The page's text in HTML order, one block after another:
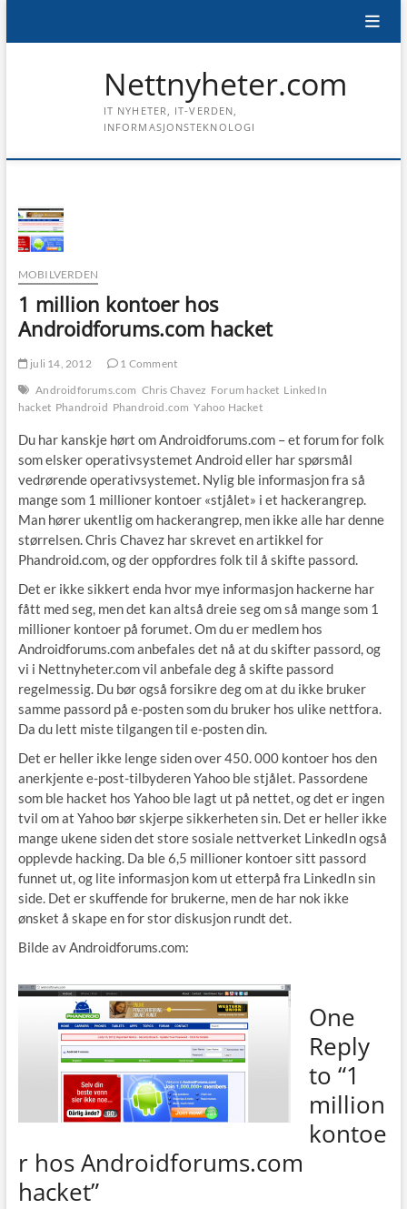
Nettnyheter.com
IT NYHETER, IT-VERDEN,
INFORMASJONSTEKNOLOGI
MOBILVERDEN
1 million kontoer hos
Androidforums.com hacket
juli 14, 2012
1 Comment
Androidforums.com Chris Chavez Forum hacket LinkedIn
hacket Phandroid Phandroid.com Yahoo Hacket
Du har kanskje hørt om Androidforums.com – et forum for folk
som elsker operativsystemet Android eller har spørsmål
vedrørende operativsystemet. Nylig ble informasjon fra så
mange som 1 millioner kontoer «stjålet» i et hackerangrep.
Man hører ukentlig om hackerangrep, men ikke alle har denne
størrelsen. Chris Chavez har skrevet en artikkel for
Phandroid.com, og der oppfordres folk til å skifte passord.
Det er ikke sikkert enda hvor mye informasjon hackerne har
fått med seg, men det kan altså dreie seg om så mange som 1
millioner kontoer på forumet. Om du er medlem hos
Androidforums.com anbefales det nå at du skifter passord, og
vi i Nettnyheter.com vil anbefale deg å skifte passord
regelmessig. Du bør også forsikre deg om at du ikke bruker
samme passord på e-posten som du bruker hos ulike nettfora.
Da du lett miste tilgangen til e-posten din.
Det er heller ikke lenge siden over 450. 000 kontoer hos den
anerkjente e-post-tilbyderen Yahoo ble stjålet. Passordene
som ble hacket hos Yahoo ble lagt ut på nettet, og det er ingen
tvil om at Yahoo bør skjerpe sikkerheten sin. Det er heller ikke
mange ukene siden det store sosiale nettverket LinkedIn også
opplevde hacking. Da ble 6,5 millioner kontoer sitt passord
funnet ut, og lite informasjon kom ut etterpå fra LinkedIn sin
side. Det er skuffende for brukerne, men de har nok ikke
ønsket å skape en for stor diskusjon rundt det.
Bilde av Androidforums.com:
One
Reply
to “1
million
kontoe
r hos Androidforums.com
hacket”